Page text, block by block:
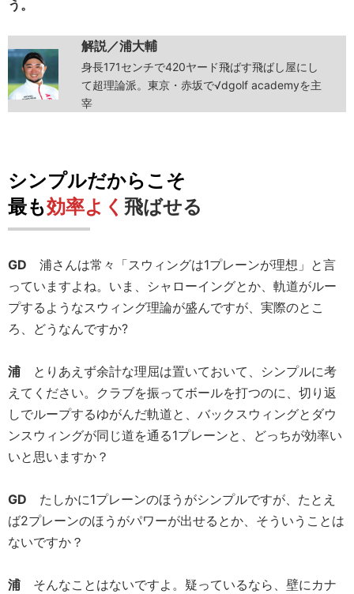
う。
解説／浦大輔
身長171センチで420ヤード飛ばす飛ばし屋にし
て超理論派。東京・赤坂で√dgolf academyを主
宰
シンプルだからこそ
最も効率よく 飛ばせる
GD 浦さんは常々「スウィングは1プレーンが理想」と言
っていますよね。いま、シャローイングとか、軌道がルー
プするようなスウィング理論が盛んですが、実際のとこ
ろ、どうなんですか?
浦 とりあえず余計な理屈は置いておいて、シンプルに考
えてください。クラブを振ってボールを打つのに、切り返
しでループするゆがんだ軌道と、バックスウィングとダウ
ンスウィングが同じ道を通る1プレーンと、どっちが効率い
いと思いますか？
GD たしかに1プレーンのほうがシンプルですが、たとえ
ば2プレーンのほうがパワーが出せるとか、そういうことは
ないですか？
浦 そんなことはないですよ。疑っているなら、壁にカナ